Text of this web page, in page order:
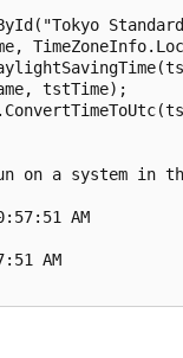
tstTime);
on a system in
AM
AM